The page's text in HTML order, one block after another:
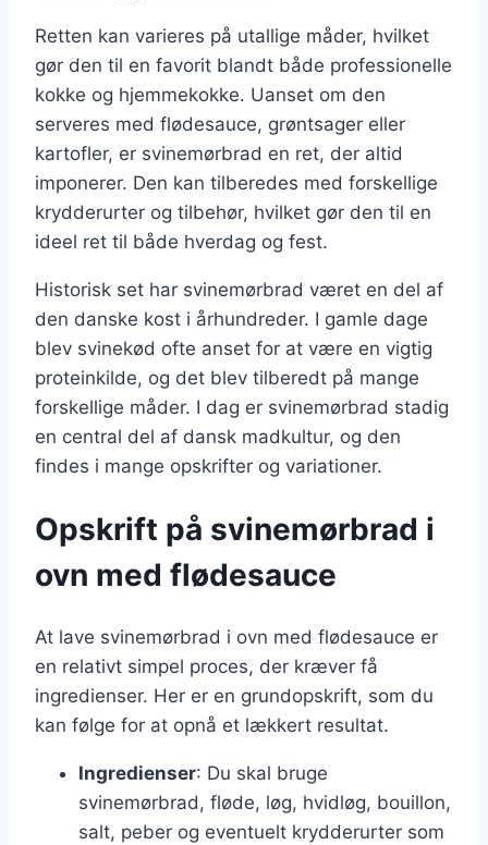
Retten kan varieres på utallige måder, hvilket
gør den til en favorit blandt både professionelle
kokke og hjemmekokke. Uanset om den
serveres med flødesauce, grøntsager eller
kartofler, er svinemørbrad en ret, der altid
imponerer. Den kan tilberedes med forskellige
krydderurter og tilbehør, hvilket gør den til en
ideel ret til både hverdag og fest.
Historisk set har svinemørbrad været en del af
den danske kost i århundreder. I gamle dage
blev svinekød ofte anset for at være en vigtig
proteinkilde, og det blev tilberedt på mange
forskellige måder. I dag er svinemørbrad stadig
en central del af dansk madkultur, og den
findes i mange opskrifter og variationer.
Opskrift på svinemørbrad i
ovn med flødesauce
At lave svinemørbrad i ovn med flødesauce er
en relativt simpel proces, der kræver få
ingredienser. Her er en grundopskrift, som du
kan følge for at opnå et lækkert resultat.
Ingredienser: Du skal bruge
svinemørbrad, fløde, løg, hvidløg, bouillon,
salt, peber og eventuelt krydderurter som